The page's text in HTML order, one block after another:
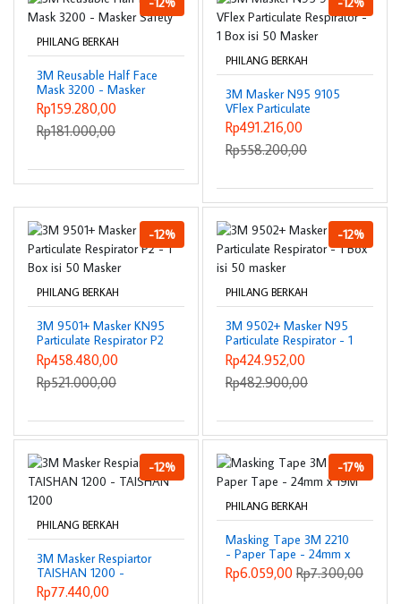
PHILANG BERKAH
3M Reusable Half Face
Mask 3200 - Masker
Safety
Rp159.280,00
Rp181.000,00
PHILANG BERKAH
3M Masker N95 9105
VFlex Particulate
Respirator - 1 Box isi 50
Masker
Rp491.216,00
Rp558.200,00
-12%
PHILANG BERKAH
3M 9501+ Masker KN95
Particulate Respirator P2
- 1 Box isi 50 Masker
Rp458.480,00
Rp521.000,00
-12%
PHILANG BERKAH
3M 9502+ Masker N95
Particulate Respirator - 1
Box isi 50 masker
Rp424.952,00
Rp482.900,00
-12%
PHILANG BERKAH
3M Masker Respiartor
TAISHAN 1200 -
TAISHAN 1200
Rp77.440,00
-17%
PHILANG BERKAH
Masking Tape 3M 2210
- Paper Tape - 24mm x
19M
Rp6.059,00 Rp7.300,00